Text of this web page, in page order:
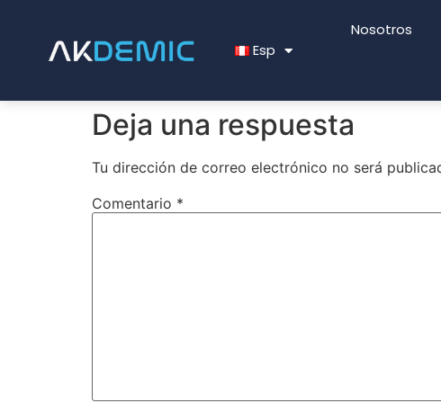
Esp
Nosotros
Deja una respuesta
Tu dirección de correo electrónico no será
Comentario *